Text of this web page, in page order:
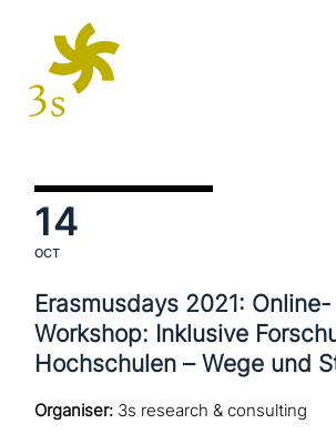
14
OCT
Erasmusdays 2021: Online-
Workshop: Inklusive
Hochschulen – Wege und
Organiser: 3s research & consulting